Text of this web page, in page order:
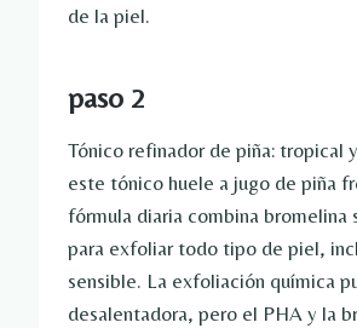
de la piel.
paso 2
Tónico refinador de piña: tropical
este tónico huele a jugo de piña
fórmula diaria combina bromelina
para exfoliar todo tipo de piel,
sensible. La exfoliación química
desalentadora, pero el PHA y la